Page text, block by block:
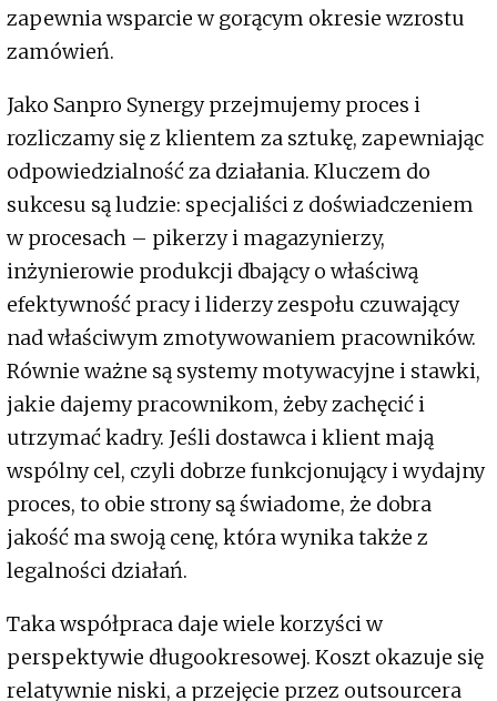
zapewnia wsparcie w gorącym okresie wzrostu
zamówień.
Jako Sanpro Synergy przejmujemy proces i
rozliczamy się z klientem za sztukę, zapewniając
odpowiedzialność za działania. Kluczem do
sukcesu są ludzie: specjaliści z doświadczeniem
w procesach – pikerzy i magazynierzy,
inżynierowie produkcji dbający o właściwą
efektywność pracy i liderzy zespołu czuwający
nad właściwym zmotywowaniem pracowników.
Równie ważne są systemy motywacyjne i stawki,
jakie dajemy pracownikom, żeby zachęcić i
utrzymać kadry. Jeśli dostawca i klient mają
wspólny cel, czyli dobrze funkcjonujący i wydajny
proces, to obie strony są świadome, że dobra
jakość ma swoją cenę, która wynika także z
legalności działań.
Taka współpraca daje wiele korzyści w
perspektywie długookresowej. Koszt okazuje się
relatywnie niski, a przejęcie przez outsourcera